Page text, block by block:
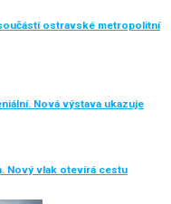
ostravské metropolitní
Nová výstava ukazuje
Nový vlak otevírá cestu